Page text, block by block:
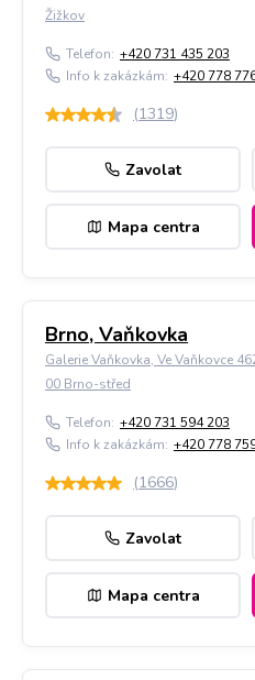
Žižkov
Telefon: +420 731 435 203
Info k zakázkám: +420 778
(1319)
Zavolat
Mapa centra
Brno, Vaňkovka
Galerie Vaňkovka, Ve Vaňkovce
00 Brno-střed
Telefon: +420 731 594 203
Info k zakázkám: +420 778
(1666)
Zavolat
Mapa centra